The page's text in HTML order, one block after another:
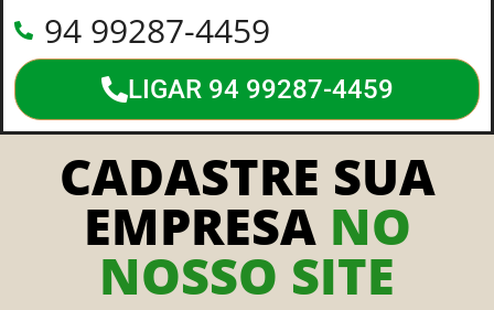
94 99287-4459
LIGAR 94 99287-4459
CADASTRE SUA
EMPRESA NO
NOSSO SITE